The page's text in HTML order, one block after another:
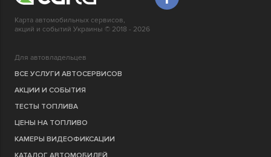
Карта автомобильных сервисов,
акций и событий Украины © 2018 - 2026
Для автовладельцев
ВСЕ УСЛУГИ АВТОСЕРВИСОВ
АКЦИИ И СОБЫТИЯ
ТЕСТЫ ТОПЛИВА
ЦЕНЫ НА ТОПЛИВО
КАМЕРЫ ВИДЕОФИКСАЦИИ